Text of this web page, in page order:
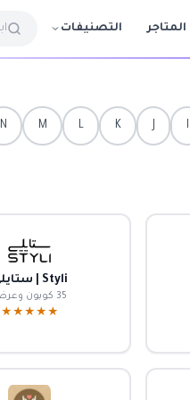
المتاجر التصنيفات
I
K
L
M
N
Styli | ستايلي
35 كوبون وعرض
★★★★★